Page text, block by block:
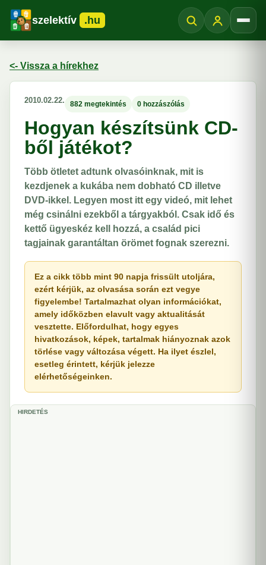
szelektív .hu
<- Vissza a hírekhez
2010.02.22. 882 megtekintés 0 hozzászólás
Hogyan készítsünk CD-
ből játékot?
Több ötletet adtunk olvasóinknak, mit is
kezdjenek a kukába nem dobható CD illetve
DVD-ikkel. Legyen most itt egy videó, mit lehet
még csinálni ezekből a tárgyakból. Csak idő és
kettő ügyeskéz kell hozzá, a család pici
tagjainak garantáltan örömet fognak szerezni.
Ez a cikk több mint 90 napja frissült utoljára,
ezért kérjük, az olvasása során ezt vegye
figyelembe! Tartalmazhat olyan információkat,
amely időközben elavult vagy aktualitását
vesztette. Előfordulhat, hogy egyes
hivatkozások, képek, tartalmak hiányoznak azok
törlése vagy változása végett. Ha ilyet észlel,
esetleg érintett, kérjük jelezze
elérhetőségeinken.
HIRDETÉS